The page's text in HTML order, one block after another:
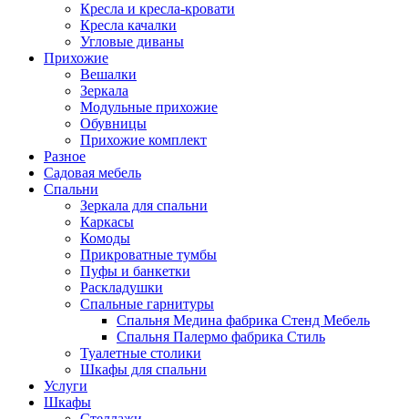
Кресла и кресла-кровати
Кресла качалки
Угловые диваны
Прихожие
Вешалки
Зеркала
Модульные прихожие
Обувницы
Прихожие комплект
Разное
Садовая мебель
Спальни
Зеркала для спальни
Каркасы
Комоды
Прикроватные тумбы
Пуфы и банкетки
Раскладушки
Спальные гарнитуры
Спальня Медина фабрика Стенд Мебель
Спальня Палермо фабрика Стиль
Туалетные столики
Шкафы для спальни
Услуги
Шкафы